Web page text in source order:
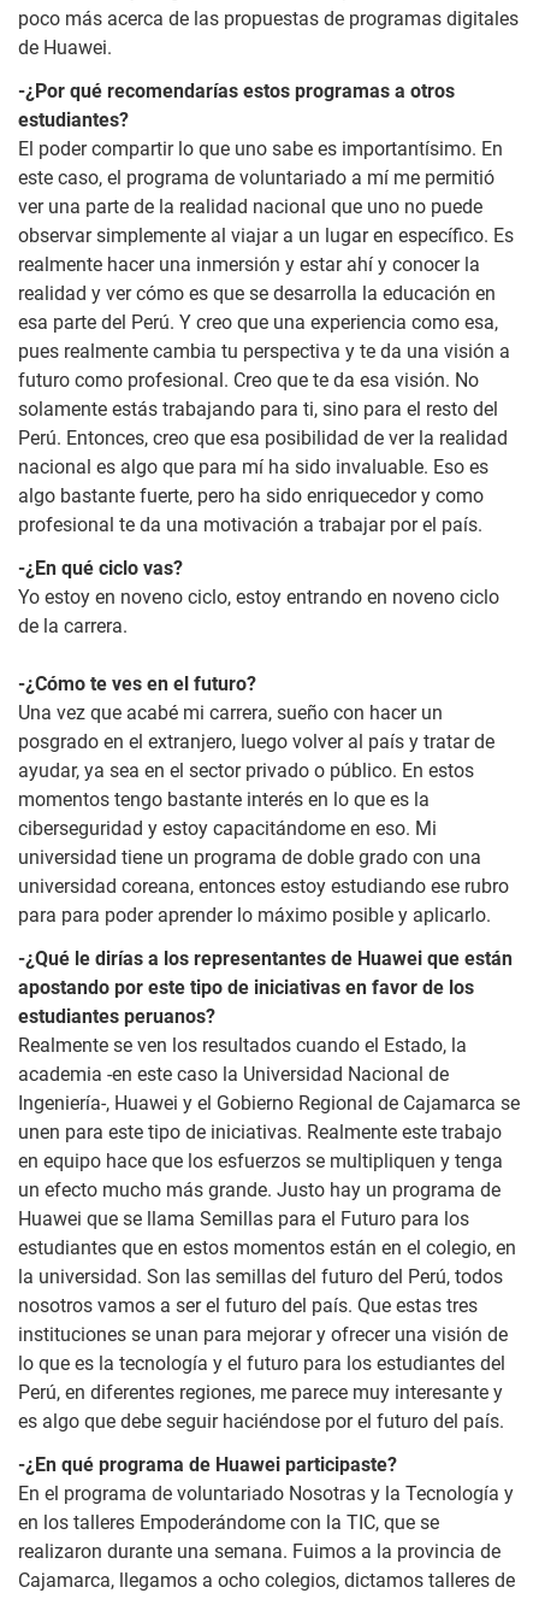
poco más acerca de las propuestas de programas digitales
de Huawei.
-¿Por qué recomendarías estos programas a otros
estudiantes?
El poder compartir lo que uno sabe es importantísimo. En
este caso, el programa de voluntariado a mí me permitió
ver una parte de la realidad nacional que uno no puede
observar simplemente al viajar a un lugar en específico. Es
realmente hacer una inmersión y estar ahí y conocer la
realidad y ver cómo es que se desarrolla la educación en
esa parte del Perú. Y creo que una experiencia como esa,
pues realmente cambia tu perspectiva y te da una visión a
futuro como profesional. Creo que te da esa visión. No
solamente estás trabajando para ti, sino para el resto del
Perú. Entonces, creo que esa posibilidad de ver la realidad
nacional es algo que para mí ha sido invaluable. Eso es
algo bastante fuerte, pero ha sido enriquecedor y como
profesional te da una motivación a trabajar por el país.
-¿En qué ciclo vas?
Yo estoy en noveno ciclo, estoy entrando en noveno ciclo
de la carrera.
-¿Cómo te ves en el futuro?
Una vez que acabé mi carrera, sueño con hacer un
posgrado en el extranjero, luego volver al país y tratar de
ayudar, ya sea en el sector privado o público. En estos
momentos tengo bastante interés en lo que es la
ciberseguridad y estoy capacitándome en eso. Mi
universidad tiene un programa de doble grado con una
universidad coreana, entonces estoy estudiando ese rubro
para para poder aprender lo máximo posible y aplicarlo.
-¿Qué le dirías a los representantes de Huawei que están
apostando por este tipo de iniciativas en favor de los
estudiantes peruanos?
Realmente se ven los resultados cuando el Estado, la
academia -en este caso la Universidad Nacional de
Ingeniería-, Huawei y el Gobierno Regional de Cajamarca se
unen para este tipo de iniciativas. Realmente este trabajo
en equipo hace que los esfuerzos se multipliquen y tenga
un efecto mucho más grande. Justo hay un programa de
Huawei que se llama Semillas para el Futuro para los
estudiantes que en estos momentos están en el colegio, en
la universidad. Son las semillas del futuro del Perú, todos
nosotros vamos a ser el futuro del país. Que estas tres
instituciones se unan para mejorar y ofrecer una visión de
lo que es la tecnología y el futuro para los estudiantes del
Perú, en diferentes regiones, me parece muy interesante y
es algo que debe seguir haciéndose por el futuro del país.
-¿En qué programa de Huawei participaste?
En el programa de voluntariado Nosotras y la Tecnología y
en los talleres Empoderándome con la TIC, que se
realizaron durante una semana. Fuimos a la provincia de
Cajamarca, llegamos a ocho colegios, dictamos talleres de